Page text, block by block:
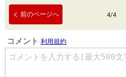
前のページへ 4/4